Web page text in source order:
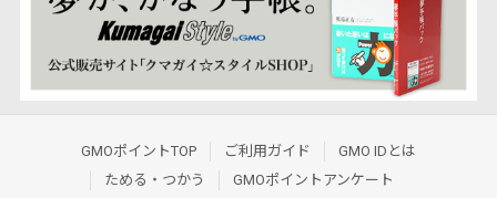
GMOポイントTOP ご利用ガイド
GMO IDとは
ためる・つかう
GMOポイントアンケート